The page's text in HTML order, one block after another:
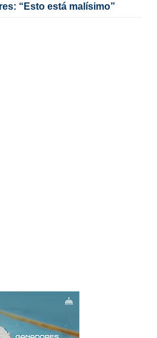
“Esto está malísimo”